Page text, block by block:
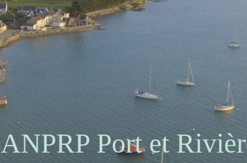
ANPRP Port et